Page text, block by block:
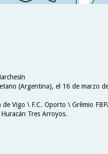
(Argentina), el 16 de marzo
de Vigo \ F.C. Oporto \ Grêmio
Huracán Tres Arroyos.